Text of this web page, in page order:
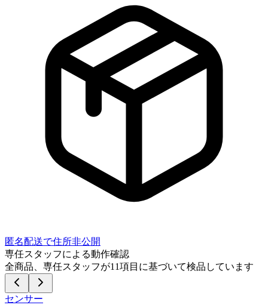
匿名配送で住所非公開
専任スタッフによる動作確認
全商品、専任スタッフが11項目に基づいて検品しています
センサー